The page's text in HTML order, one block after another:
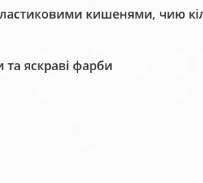
кишенями, чию
та яскраві фарби